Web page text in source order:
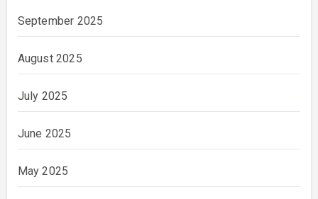
September 2025
August 2025
July 2025
June 2025
May 2025